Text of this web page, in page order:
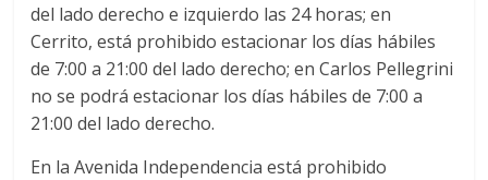
del lado derecho e izquierdo las 24 horas; en
Cerrito, está prohibido estacionar los días hábiles
de 7:00 a 21:00 del lado derecho; en Carlos Pellegrini
no se podrá estacionar los días hábiles de 7:00 a
21:00 del lado derecho.
En la Avenida Independencia está prohibido